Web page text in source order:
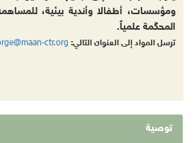
ومؤسسات، أطفالا وأندية بيئية،
المحكّمة علمياً.
ترسل المواد إلى العنوان التالي: ctr.org
توصية